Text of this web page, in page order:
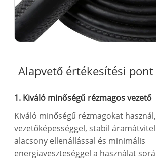
Alapvető értékesítési pont
1. Kiváló minőségű rézmagos vezető
Kiváló minőségű rézmagokat
vezetőképességgel, stabil
alacsony ellenállással és minimális
energiaveszteséggel a használat